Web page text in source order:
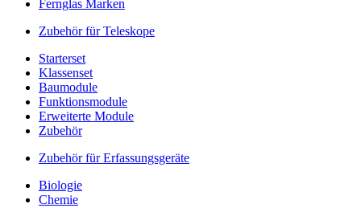
Fernglas Marken
Zubehör für Teleskope
Starterset
Klassenset
Baumodule
Funktionsmodule
Erweiterte Module
Zubehör
Zubehör für Erfassungsgeräte
Biologie
Chemie